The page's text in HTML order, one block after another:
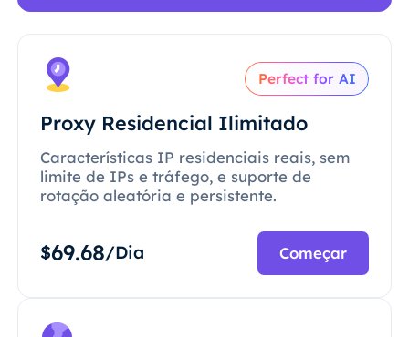
Perfect for AI
Proxy Residencial Ilimitado
Características IP residenciais reais, sem
limite de IPs e tráfego, e suporte de
rotação aleatória e persistente.
$69.68/Dia Começar